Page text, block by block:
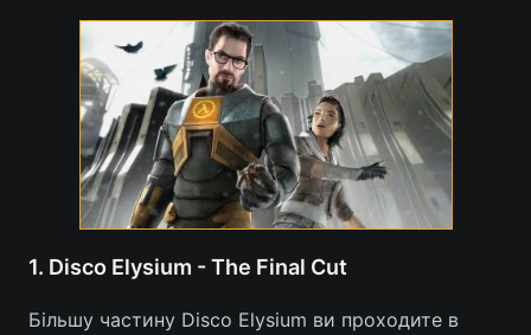
1. Disco Elysium - The Final Cut
Більшу частину Disco Elysium ви проходите в